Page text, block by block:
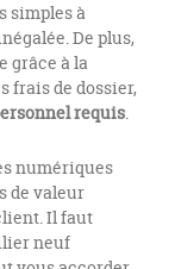
simples à
De plus,
grâce à la
frais de dossier,
requis.
numériques
de valeur
Il faut
neuf